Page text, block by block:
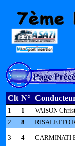
Clt N°
1 1 VAISON
2
8 RISALETTO
3 4 CARMINATI